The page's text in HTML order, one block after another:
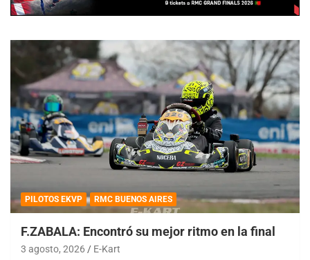
PILOTOS EKVP RMC BUENOS AIRES
F.ZABALA: Encontró su mejor ritmo en la final
3 agosto, 2026 E-Kart